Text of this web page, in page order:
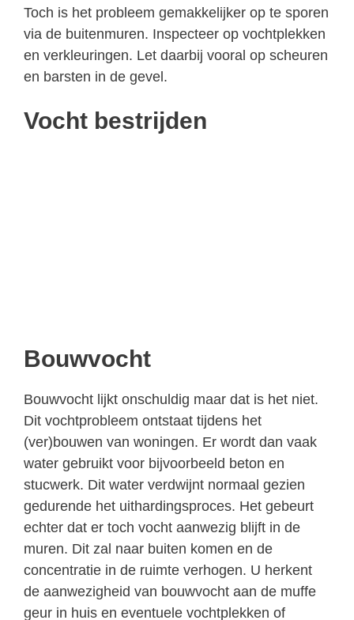
Toch is het probleem gemakkelijker op te sporen
via de buitenmuren. Inspecteer op vochtplekken
en verkleuringen. Let daarbij vooral op scheuren
en barsten in de gevel.
Vocht bestrijden
Bouwvocht
Bouwvocht lijkt onschuldig maar dat is het niet.
Dit vochtprobleem ontstaat tijdens het
(ver)bouwen van woningen. Er wordt dan vaak
water gebruikt voor bijvoorbeeld beton en
stucwerk. Dit water verdwijnt normaal gezien
gedurende het uithardingsproces. Het gebeurt
echter dat er toch vocht aanwezig blijft in de
muren. Dit zal naar buiten komen en de
concentratie in de ruimte verhogen. U herkent
de aanwezigheid van bouwvocht aan de muffe
geur in huis en eventuele vochtplekken of